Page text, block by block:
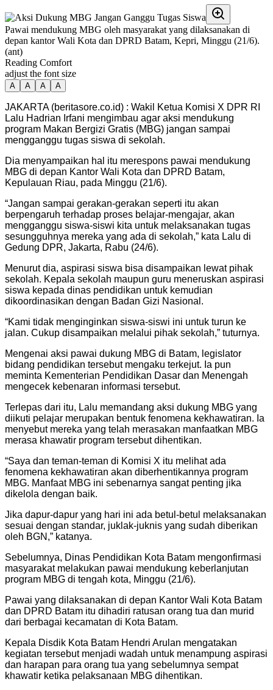
Pawai mendukung MBG oleh masyarakat yang dilaksanakan di
depan kantor Wali Kota dan DPRD Batam, Kepri, Minggu (21/6).
(ant)
Reading Comfort
adjust the font size
A A A A
JAKARTA (beritasore.co.id) : Wakil Ketua Komisi X DPR RI
Lalu Hadrian Irfani mengimbau agar aksi mendukung
program Makan Bergizi Gratis (MBG) jangan sampai
mengganggu tugas siswa di sekolah.
Dia menyampaikan hal itu merespons pawai mendukung
MBG di depan Kantor Wali Kota dan DPRD Batam,
Kepulauan Riau, pada Minggu (21/6).
“Jangan sampai gerakan-gerakan seperti itu akan
berpengaruh terhadap proses belajar-mengajar, akan
mengganggu siswa-siswi kita untuk melaksanakan tugas
sesungguhnya mereka yang ada di sekolah,” kata Lalu di
Gedung DPR, Jakarta, Rabu (24/6).
Menurut dia, aspirasi siswa bisa disampaikan lewat pihak
sekolah. Kepala sekolah maupun guru meneruskan aspirasi
siswa kepada dinas pendidikan untuk kemudian
dikoordinasikan dengan Badan Gizi Nasional.
“Kami tidak menginginkan siswa-siswi ini untuk turun ke
jalan. Cukup disampaikan melalui pihak sekolah,” tuturnya.
Mengenai aksi pawai dukung MBG di Batam, legislator
bidang pendidikan tersebut mengaku terkejut. Ia pun
meminta Kementerian Pendidikan Dasar dan Menengah
mengecek kebenaran informasi tersebut.
Terlepas dari itu, Lalu memandang aksi dukung MBG yang
diikuti pelajar merupakan bentuk fenomena kekhawatiran. Ia
menyebut mereka yang telah merasakan manfaatkan MBG
merasa khawatir program tersebut dihentikan.
“Saya dan teman-teman di Komisi X itu melihat ada
fenomena kekhawatiran akan diberhentikannya program
MBG. Manfaat MBG ini sebenarnya sangat penting jika
dikelola dengan baik.
Jika dapur-dapur yang hari ini ada betul-betul melaksanakan
sesuai dengan standar, juklak-juknis yang sudah diberikan
oleh BGN,” katanya.
Sebelumnya, Dinas Pendidikan Kota Batam mengonfirmasi
masyarakat melakukan pawai mendukung keberlanjutan
program MBG di tengah kota, Minggu (21/6).
Pawai yang dilaksanakan di depan Kantor Wali Kota Batam
dan DPRD Batam itu dihadiri ratusan orang tua dan murid
dari berbagai kecamatan di Kota Batam.
Kepala Disdik Kota Batam Hendri Arulan mengatakan
kegiatan tersebut menjadi wadah untuk menampung aspirasi
dan harapan para orang tua yang sebelumnya sempat
khawatir ketika pelaksanaan MBG dihentikan.